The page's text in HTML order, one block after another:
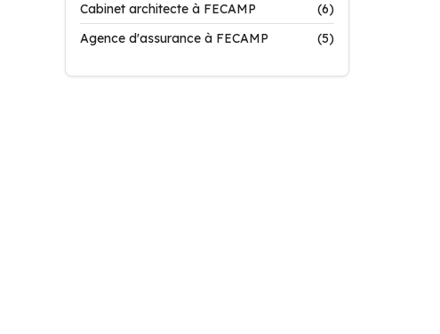
Cabinet architecte à FECAMP
(6)
Agence d'assurance à FECAMP
(5)